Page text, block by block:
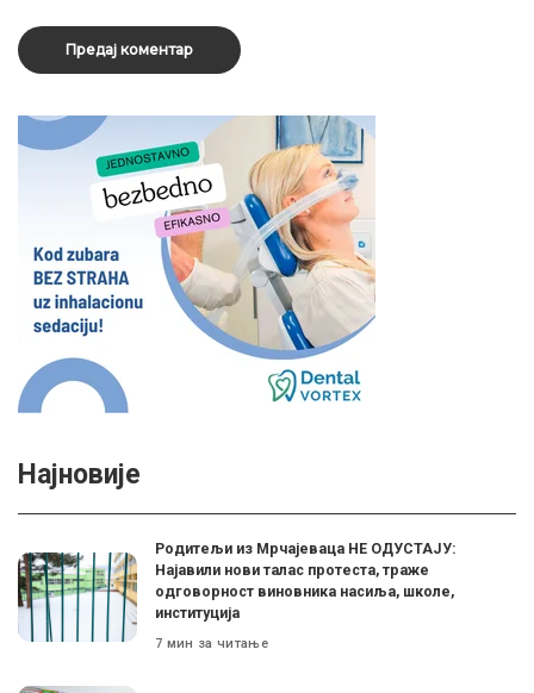
Најновије
Родитељи из Мрчајеваца НЕ ОДУСТАЈУ:
Најавили нови талас протеста, траже
одговорност виновника насиља, школе,
институција
7 мин за читање